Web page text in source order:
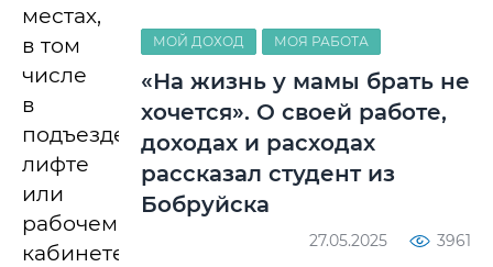
местах,
в том
числе
в
подъезде,
лифте
или
рабочем
кабинете,
МОЙ ДОХОД МОЯ РАБОТА
«На жизнь у мамы брать не
хочется». О своей работе,
доходах и расходах
рассказал студент из
Бобруйска
27.05.2025 3961